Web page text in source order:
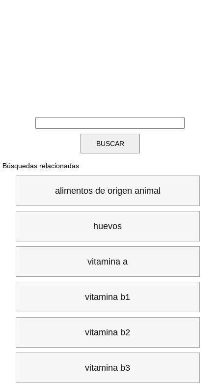
Búsquedas relacionadas
alimentos de origen animal
huevos
vitamina a
vitamina b1
vitamina b2
vitamina b3